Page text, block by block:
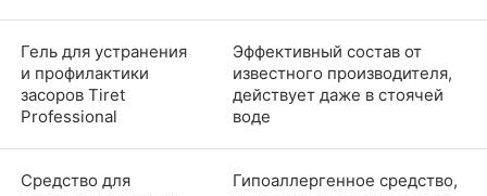
Гель для устранения
и профилактики
засоров Tiret
Professional
Эффективный состав от
известного производителя,
действует даже в стоячей
воде
Средство для
Гипоаллергенное средство,